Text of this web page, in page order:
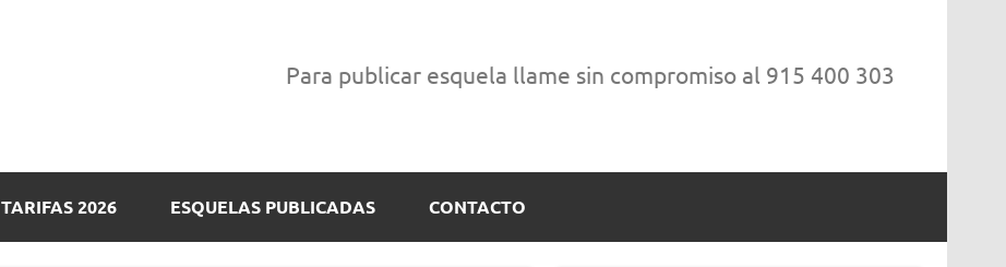
Para publicar esquela llame sin compromiso al 915 400 303
TARIFAS 2026 ESQUELAS PUBLICADAS CONTACTO